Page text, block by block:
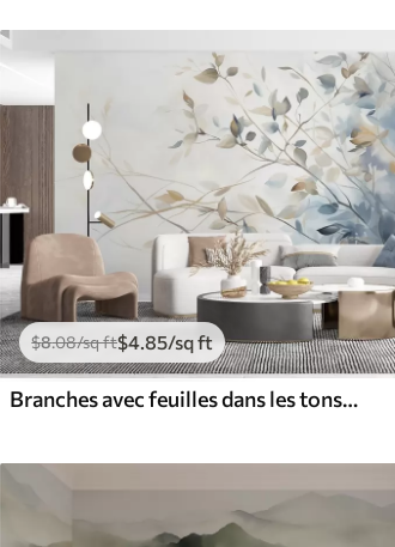
$8.08/sq ft$4.85/sq ft
Branches avec feuilles dans les tons bleus et bruns, fond clair, doux et délicat, style aquarelle